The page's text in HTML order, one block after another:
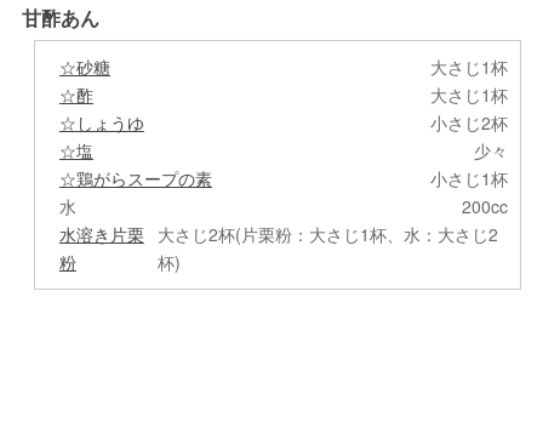
甘酢あん
☆砂糖
大さじ1杯
☆酢
大さじ1杯
☆しょうゆ
小さじ2杯
☆塩
少々
☆鶏がらスープの素
小さじ1杯
水
200cc
水溶き片栗
粉
大さじ2杯(片栗粉：大さじ1杯、水：大さじ2
杯)